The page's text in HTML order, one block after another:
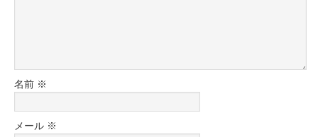
名前 ※
メール ※